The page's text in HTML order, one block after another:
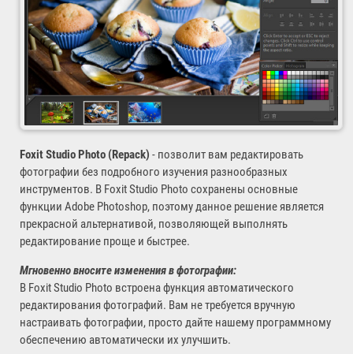
Foxit Studio Photo (Repack) - позволит вам редактировать
фотографии без подробного изучения разнообразных
инструментов. В Foxit Studio Photo сохранены основные
функции Adobe Photoshop, поэтому данное решение является
прекрасной альтернативой, позволяющей выполнять
редактирование проще и быстрее.
Мгновенно вносите изменения в фотографии:
В Foxit Studio Photo встроена функция автоматического
редактирования фотографий. Вам не требуется вручную
настраивать фотографии, просто дайте нашему программному
обеспечению автоматически их улучшить.